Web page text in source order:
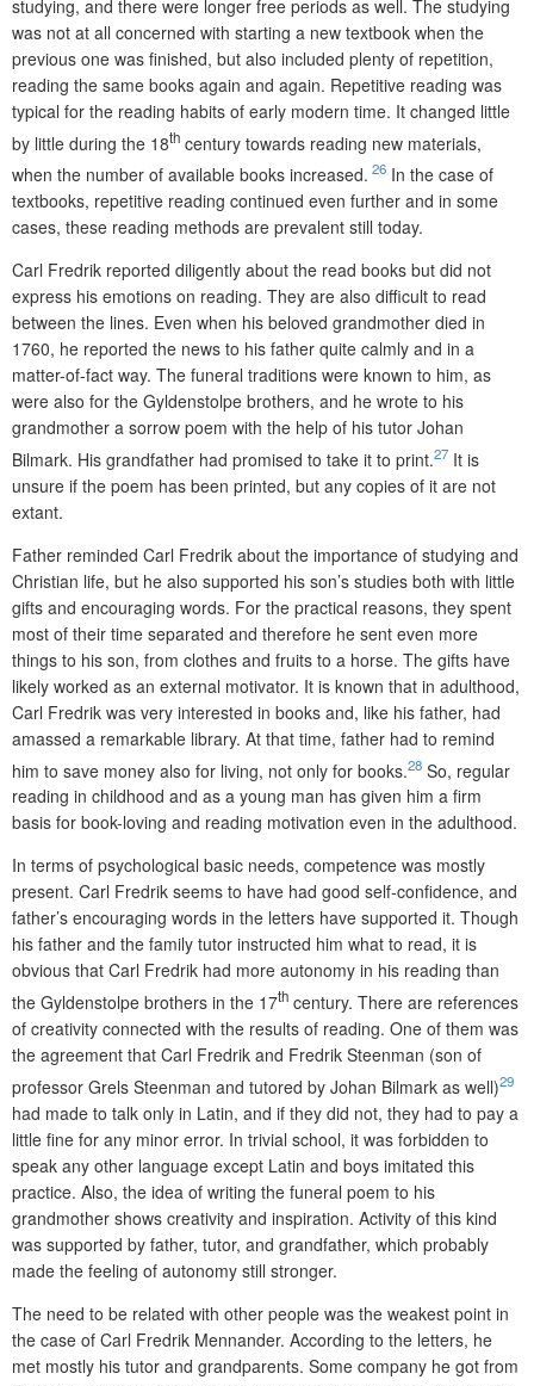
studying, and there were longer free periods as well. The studying
was not at all concerned with starting a new textbook when the
previous one was finished, but also included plenty of repetition,
reading the same books again and again. Repetitive reading was
typical for the reading habits of early modern time. It changed little
by little during the 18th century towards reading new materials,
when the number of available books increased. 26 In the case of
textbooks, repetitive reading continued even further and in some
cases, these reading me­thods are prevalent still today.
Carl Fredrik reported diligently about the read books but did not
express his emotions on reading. They are also difficult to read
between the lines. Even when his beloved grandmother died in
1760, he reported the news to his father quite calmly and in a
matter-of-fact way. The funeral traditions were known to him, as
were also for the Gyldenstolpe brothers, and he wrote to his
grandmother a sorrow poem with the help of his tutor Johan
Bilmark. His grandfather had promised to take it to print.27 It is
unsure if the poem has been printed, but any copies of it are not
extant.
Father reminded Carl Fredrik about the importance of studying and
Christian life, but he also supported his son’s studies both with little
gifts and encouraging words. For the practical reasons, they spent
most of their time separated and therefore he sent even more
things to his son, from clothes and fruits to a horse. The gifts have
likely worked as an external motivator. It is known that in adulthood,
Carl Fredrik was very interested in books and, like his father, had
amassed a remarkable library. At that time, father had to remind
him to save money also for living, not only for books.28 So, regular
reading in childhood and as a young man has given him a firm
basis for book-loving and reading motivation even in the adulthood.
In terms of psychological basic needs, competence was mostly
present. Carl Fredrik seems to have had good self-confidence, and
father’s encouraging words in the letters have supported it. Though
his father and the family tutor instructed him what to read, it is
obvious that Carl Fredrik had more autonomy in his reading than
the Gyldenstolpe brothers in the 17th century. There are references
of creativity connected with the results of reading. One of them was
the agreement that Carl Fredrik and Fredrik Steenman (son of
professor Grels Steenman and tutored by Johan Bilmark as well)29
had made to talk only in Latin, and if they did not, they had to pay a
little fine for any minor error. In trivial school, it was forbidden to
speak any other language except Latin and boys imitated this
practice. Also, the idea of writing the funeral poem to his
grandmother shows creativity and inspiration. Activity of this kind
was su­pported by father, tutor, and grandfather, which probably
made the feeling of autonomy still stronger.
The need to be related with other people was the weakest point in
the case of Carl Fredrik Mennander. According to the letters, he
met mostly his tutor and grandparents. Some company he got from